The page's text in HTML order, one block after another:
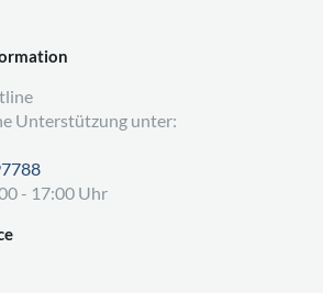
Unterstützung unter:
- 17:00 Uhr